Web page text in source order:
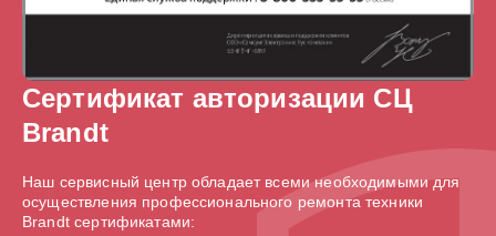
Сертификат авторизации СЦ
Brandt
Наш сервисный центр обладает всеми необходимыми для
осуществления профессионального ремонта техники
Brandt сертификатами: